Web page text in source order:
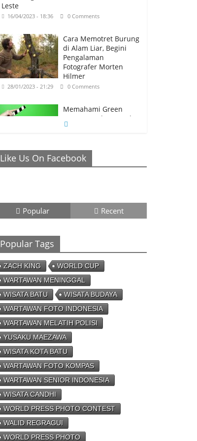
Leste
16/04/2023 - 18:36 0 Comments
Cara Memotret Burung
di Alam Liar, Begini
Pengalaman
Fotografer Morten
Hilmer
28/01/2023 - 21:29 0 Comments
Memahami Green
Screen, Back Ground
Netral yang Bisa
26/01/2023 - 21:04 0 Comments
Messi Diprediksi
Pecahkan Rekor Cetak
26/01/2023 - 16:28
Peluang Creativepreneur Era Digital,
Dapat Jutaan Rupiah Per Bulan Dari Foto
Handphone
04/08/2023 - 09:26 0 Comments
Like Us On Facebook
Popular Recent
Popular Tags
ZACH KING
WORLD CUP
WARTAWAN MENINGGAL
WISATA BATU
WISATA BUDAYA
WARTAWAN FOTO INDONESIA
WARTAWAN MELATIH POLISI
YUSAKU MAEZAWA
WISATA KOTA BATU
WARTAWAN FOTO KOMPAS
WARTAWAN SENIOR INDONESIA
WISATA CANDHI
WORLD PRESS PHOTO CONTEST
WALID REGRAGUI
WORLD PRESS PHOTO